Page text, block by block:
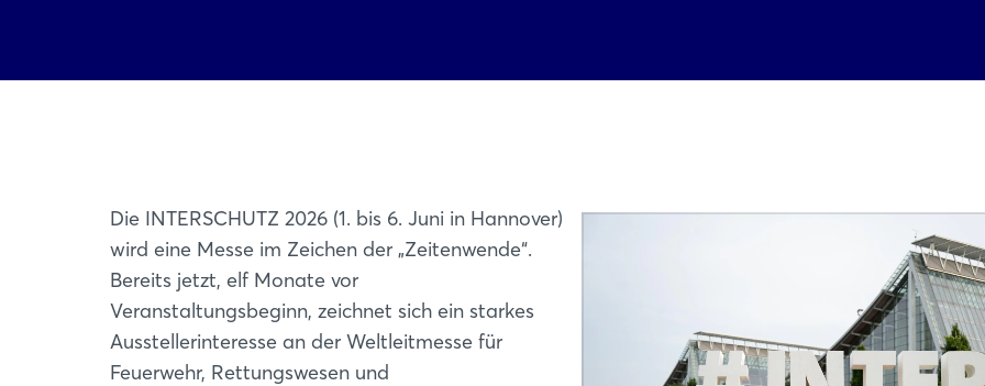
Die INTERSCHUTZ 2026 (1. bis 6. Juni in Hannover)
wird eine Messe im Zeichen der „Zeitenwende“.
Bereits jetzt, elf Monate vor
Veranstaltungsbeginn, zeichnet sich ein starkes
Ausstellerinteresse an der Weltleitmesse für
Feuerwehr, Rettungswesen und